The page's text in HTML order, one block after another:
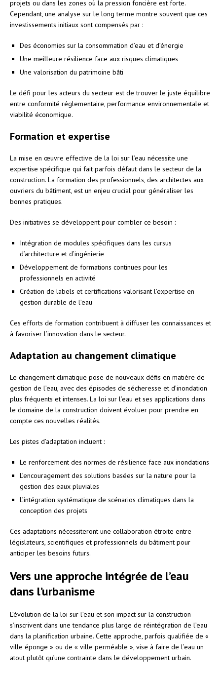
projets ou dans les zones où la pression foncière est forte.
Cependant, une analyse sur le long terme montre souvent que ces
investissements initiaux sont compensés par :
Des économies sur la consommation d’eau et d’énergie
Une meilleure résilience face aux risques climatiques
Une valorisation du patrimoine bâti
Le défi pour les acteurs du secteur est de trouver le juste équilibre
entre conformité réglementaire, performance environnementale et
viabilité économique.
Formation et expertise
La mise en œuvre effective de la loi sur l’eau nécessite une
expertise spécifique qui fait parfois défaut dans le secteur de la
construction. La formation des professionnels, des architectes aux
ouvriers du bâtiment, est un enjeu crucial pour généraliser les
bonnes pratiques.
Des initiatives se développent pour combler ce besoin :
Intégration de modules spécifiques dans les cursus
d’architecture et d’ingénierie
Développement de formations continues pour les
professionnels en activité
Création de labels et certifications valorisant l’expertise en
gestion durable de l’eau
Ces efforts de formation contribuent à diffuser les connaissances et
à favoriser l’innovation dans le secteur.
Adaptation au changement climatique
Le changement climatique pose de nouveaux défis en matière de
gestion de l’eau, avec des épisodes de sécheresse et d’inondation
plus fréquents et intenses. La loi sur l’eau et ses applications dans
le domaine de la construction doivent évoluer pour prendre en
compte ces nouvelles réalités.
Les pistes d’adaptation incluent :
Le renforcement des normes de résilience face aux inondations
L’encouragement des solutions basées sur la nature pour la
gestion des eaux pluviales
L’intégration systématique de scénarios climatiques dans la
conception des projets
Ces adaptations nécessiteront une collaboration étroite entre
législateurs, scientifiques et professionnels du bâtiment pour
anticiper les besoins futurs.
Vers une approche intégrée de l’eau
dans l’urbanisme
L’évolution de la loi sur l’eau et son impact sur la construction
s’inscrivent dans une tendance plus large de réintégration de l’eau
dans la planification urbaine. Cette approche, parfois qualifiée de «
ville éponge » ou de « ville perméable », vise à faire de l’eau un
atout plutôt qu’une contrainte dans le développement urbain.